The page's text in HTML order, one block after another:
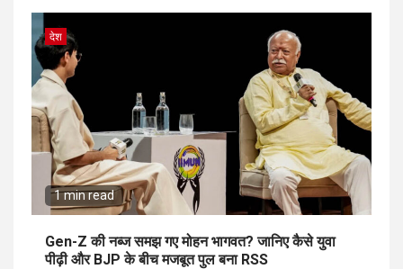
देश
1 min read
Gen-Z की नब्ज समझ गए मोहन भागवत? जानिए कैसे युवा
पीढ़ी और BJP के बीच मजबूत पुल बना RSS